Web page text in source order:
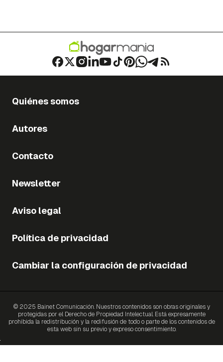
Quiénes somos
Autores
Contacto
Newsletter
Aviso legal
Política de privacidad
Cambiar la configuración de privacidad
© 2025 Bainet Comunicación. Nuestros contenidos son obras originales y
protegidas por el Derecho de Propiedad Intelectual. Está expresamente
prohibida la redistribución y la redifusión de todo o parte de los contenidos de
esta web sin su previo y expreso consentimiento.